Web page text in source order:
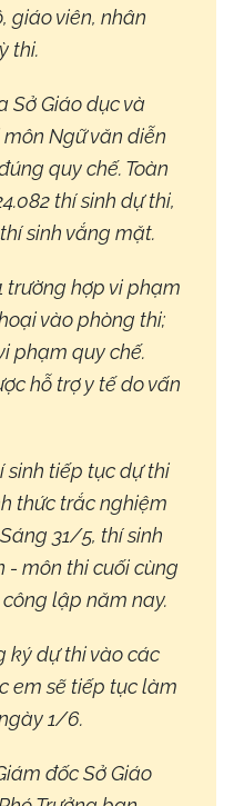
giáo viên, nhân
thi.
Sở Giáo dục và
Ngữ văn diễn
quy chế. Toàn
thí sinh dự thi,
sinh vắng mặt.
trường hợp vi phạm
vào phòng thi;
phạm quy chế.
hỗ trợ y tế do vấn
sinh tiếp tục dự thi
thức trắc nghiệm
31/5, thí sinh
- môn thi cuối cùng
lập năm nay.
ký dự thi vào các
em sẽ tiếp tục làm
1/6.
đốc Sở Giáo